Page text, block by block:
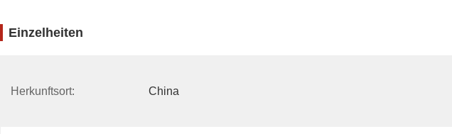
Einzelheiten
Herkunftsort: China